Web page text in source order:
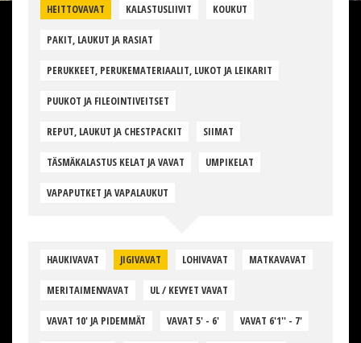
HEITTOVAVAT KALASTUSLIIVIT KOUKUT
PAKIT, LAUKUT JA RASIAT
PERUKKEET, PERUKEMATERIAALIT, LUKOT JA LEIKARIT
PUUKOT JA FILEOINTIVEITSET
REPUT, LAUKUT JA CHESTPACKIT SIIMAT
TÄSMÄKALASTUS KELAT JA VAVAT UMPIKELAT
VAPAPUTKET JA VAPALAUKUT
HAUKIVAVAT JIGIVAVAT LOHIVAVAT MATKAVAVAT
MERITAIMENVAVAT UL / KEVYET VAVAT
VAVAT 10' JA PIDEMMÄT VAVAT 5' - 6' VAVAT 6'1'' - 7'